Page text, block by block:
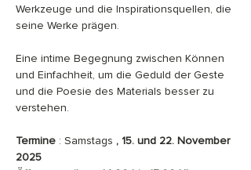
Werkzeuge und die Inspirationsquellen, die
seine Werke prägen.
Eine intime Begegnung zwischen Können
und Einfachheit, um die Geduld der Geste
und die Poesie des Materials besser zu
verstehen.
Termine : Samstags , 15. und 22. November
2025